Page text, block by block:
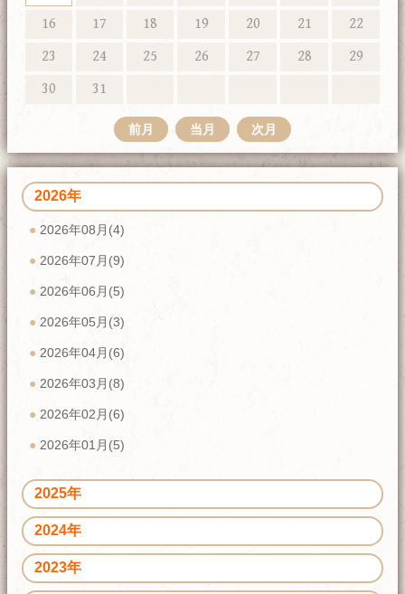
16
17 18 19 20 21
22
23
24 25 26 27 28
29
30
31
前月 当月 次月
2026年
2026年08月(4)
2026年07月(9)
2026年06月(5)
2026年05月(3)
2026年04月(6)
2026年03月(8)
2026年02月(6)
2026年01月(5)
2025年
2024年
2023年